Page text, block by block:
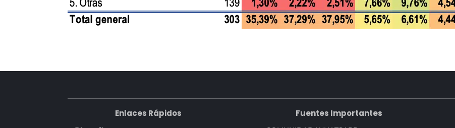
Enlaces Rápidos Fuentes Importantes